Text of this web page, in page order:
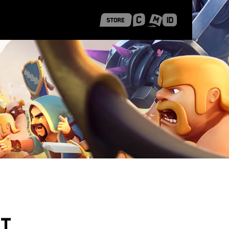
Career Stories